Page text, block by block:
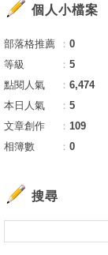
個人小檔案
部落格推薦 ： 0
等級
： 5
點閱人氣
： 6,474
本日人氣
： 5
文章創作
： 109
相簿數
： 0
搜尋